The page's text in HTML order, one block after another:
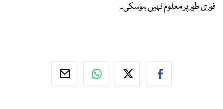
فوری طور پر معلوم نہیں ہوسکی۔